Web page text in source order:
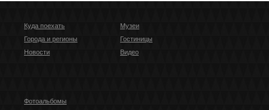
Куда поехать
Города и регионы
Новости
Музеи
Гостиницы
Видео
Фотоальбомы